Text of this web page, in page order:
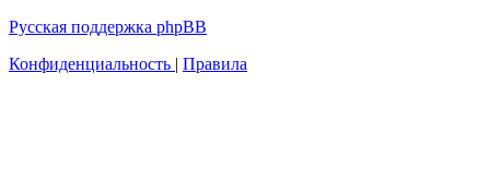
Русская поддержка phpBB
Конфиденциальность | Правила